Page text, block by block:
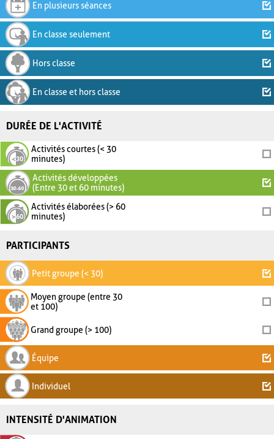
En plusieurs séances
En classe seulement
Hors classe
En classe et hors classe
DURÉE DE L'ACTIVITÉ
Activités courtes (< 30
minutes)
Activités développées
(Entre 30 et 60 minutes)
Activités élaborées (> 60
minutes)
PARTICIPANTS
Petit groupe (< 30)
Moyen groupe (entre 30
et 100)
Grand groupe (> 100)
Équipe
Individuel
INTENSITÉ D'ANIMATION